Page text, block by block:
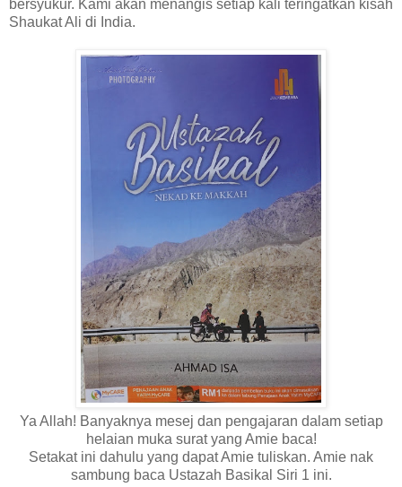
bersyukur. Kami akan menangis setiap kali teringatkan kisah
Shaukat Ali di India.
Ya Allah! Banyaknya mesej dan pengajaran dalam setiap
helaian muka surat yang Amie baca!
Setakat ini dahulu yang dapat Amie tuliskan. Amie nak
sambung baca Ustazah Basikal Siri 1 ini.